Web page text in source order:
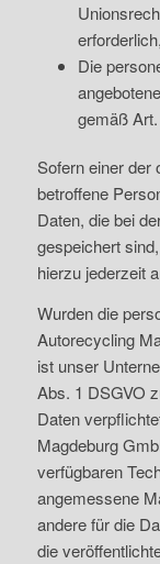
Die
gemäß
Sofern einer der
betroffene
Daten, die bei
gespeichert
hierzu jederzeit
Wurden die
Autorecycling
ist unser
Abs. 1 DSGVO
Daten
Magdeburg
verfügbaren
angemessene
andere für die
die